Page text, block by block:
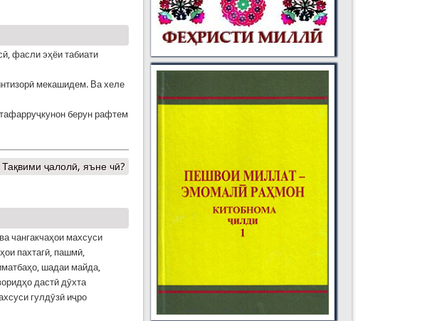
фасли эҳёи табиати
мекашидем. Ва хеле
берун рафтем
Тақвими ҷалолӣ, яъне чӣ?
чангакчаҳои махсуси
пахтагӣ, пашмӣ,
шадаи майда,
дастӣ дӯхта
гулдӯзӣ иҷро